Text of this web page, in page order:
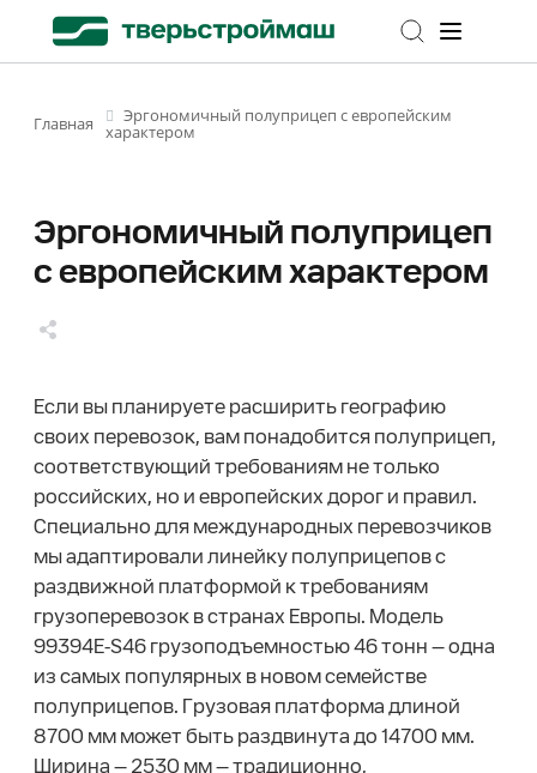
Главная Эргономичный полуприцеп с европейским
характером
Эргономичный полуприцеп
с европейским характером
Если вы планируете расширить географию
своих перевозок, вам понадобится полуприцеп,
соответствующий требованиям не только
российских, но и европейских дорог и правил.
Специально для международных перевозчиков
мы адаптировали линейку полуприцепов с
раздвижной платформой к требованиям
грузоперевозок в странах Европы. Модель
99394E-S46 грузоподъемностью 46 тонн — одна
из самых популярных в новом семействе
полуприцепов. Грузовая платформа длиной
8700 мм может быть раздвинута до 14700 мм.
Ширина — 2530 мм — традиционно,